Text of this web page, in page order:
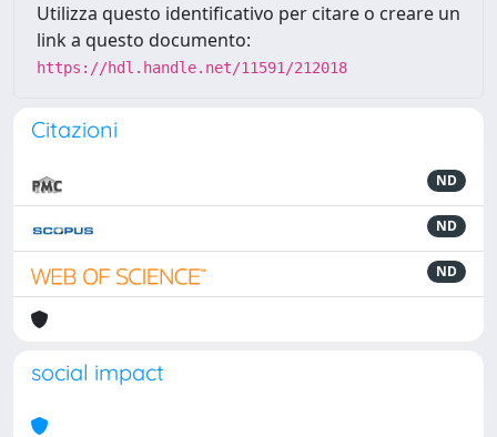
Utilizza questo identificativo per citare o creare un
link a questo documento:
https://hdl.handle.net/11591/212018
Citazioni
ND
ND
ND
social impact